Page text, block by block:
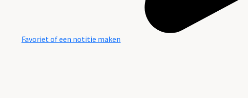
Favoriet of een notitie maken